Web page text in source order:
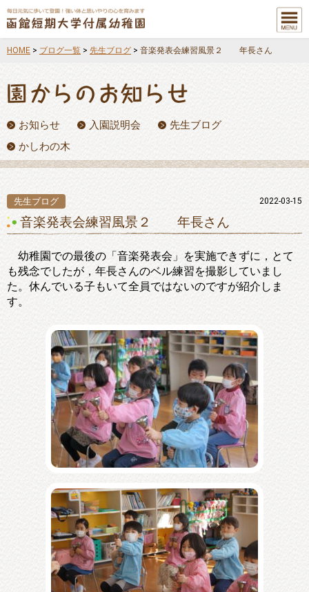
メニュ
HOME > ブログ一覧 > 先生ブログ > 音楽発表会練習風景２ 年長さん
お知らせ 入園説明会
先生ブログ
かしわの木
先生ブログ 2022-03-15
音楽発表会練習風景２ 年長さん
幼稚園での最後の「音楽発表会」を実施できずに，とて
も残念でしたが，年長さんのベル練習を撮影していまし
た。休んでいる子もいて全員ではないのですが紹介しま
す。